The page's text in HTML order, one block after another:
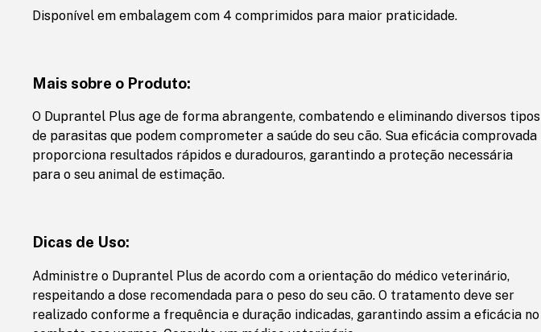
Disponível em embalagem com 4 comprimidos para maior praticidade.
Mais sobre o Produto:
O Duprantel Plus age de forma abrangente, combatendo e eliminando diversos tipos
de parasitas que podem comprometer a saúde do seu cão. Sua eficácia comprovada
proporciona resultados rápidos e duradouros, garantindo a proteção necessária
para o seu animal de estimação.
Dicas de Uso:
Administre o Duprantel Plus de acordo com a orientação do médico veterinário,
respeitando a dose recomendada para o peso do seu cão. O tratamento deve ser
realizado conforme a frequência e duração indicadas, garantindo assim a eficácia no